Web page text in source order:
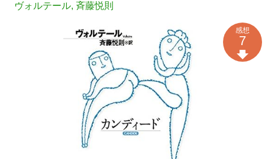
ヴォルテール, 斉藤悦則
感想
7